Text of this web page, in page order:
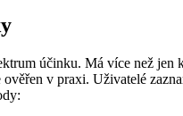
účinku. Má více než jen
v praxi. Uživatelé